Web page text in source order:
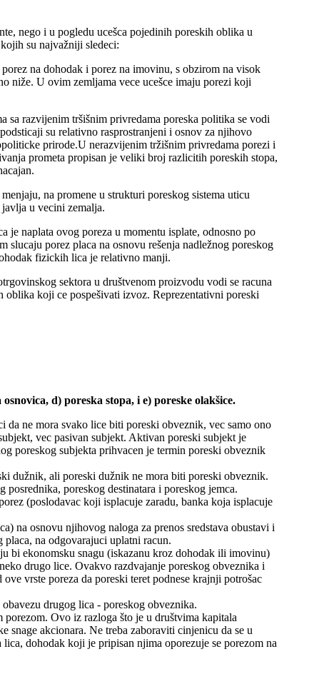
nego i u pogledu ucešca pojedinih poreskih oblika u
su najvažniji sledeci:
na dohodak i porez na imovinu, s obzirom na visok
niže. U ovim zemljama vece ucešce imaju porezi koji
sa razvijenim tršišnim privredama poreska politika se vodi
su relativno rasprostranjeni i osnov za njihovo
prirode.U nerazvijenim tržišnim privredama porezi i
prometa propisan je veliki broj razlicitih poreskih stopa,
na promene u strukturi poreskog sistema uticu
u vecini zemalja.
je naplata ovog poreza u momentu isplate, odnosno po
porez placa na osnovu rešenja nadležnog poreskog
fizickih lica je relativno manji.
sektora u društvenom proizvodu vodi se racuna
oblika koji ce pospešivati izvoz. Reprezentativni poreski
d) poreska stopa, i e) poreske olakšice.
ne mora svako lice biti poreski obveznik, vec samo ono
vec pasivan subjekt. Aktivan poreski subjekt je
poreskog subjekta prihvacen je termin poreski obveznik
dužnik, ali poreski dužnik ne mora biti poreski obveznik.
poreskog destinatara i poreskog jemca.
(poslodavac koji isplacuje zaradu, banka koja isplacuje
na osnovu njihovog naloga za prenos sredstava obustavi i
na odgovarajuci uplatni racun.
bi ekonomsku snagu (iskazanu kroz dohodak ili imovinu)
drugo lice. Ovakvo razdvajanje poreskog obveznika i
vrste poreza da poreski teret podnese krajnji potrošac
drugog lica - poreskog obveznika.
Ovo iz razloga što je u društvima kapitala
snage akcionara. Ne treba zaboraviti cinjenicu da se u
dohodak koji je pripisan njima oporezuje se porezom na